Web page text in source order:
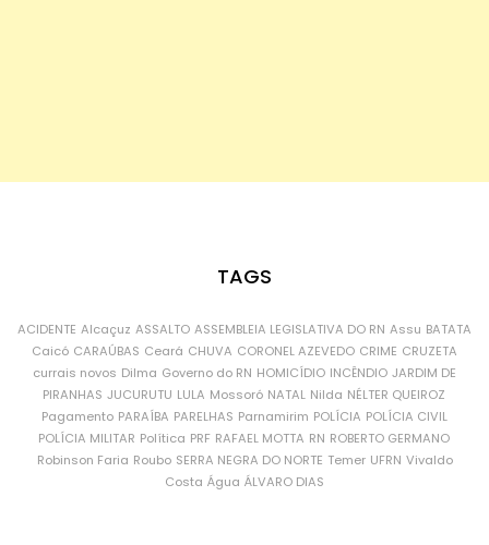
TAGS
ACIDENTE Alcaçuz ASSALTO ASSEMBLEIA LEGISLATIVA DO RN Assu BATATA
Caicó CARAÚBAS Ceará CHUVA CORONEL AZEVEDO CRIME CRUZETA
currais novos Dilma Governo do RN HOMICÍDIO INCÊNDIO JARDIM DE
PIRANHAS JUCURUTU LULA Mossoró NATAL Nilda NÉLTER QUEIROZ
Pagamento PARAÍBA PARELHAS Parnamirim POLÍCIA POLÍCIA CIVIL
POLÍCIA MILITAR Política PRF RAFAEL MOTTA RN ROBERTO GERMANO
Robinson Faria Roubo SERRA NEGRA DO NORTE Temer UFRN Vivaldo
Costa Água ÁLVARO DIAS